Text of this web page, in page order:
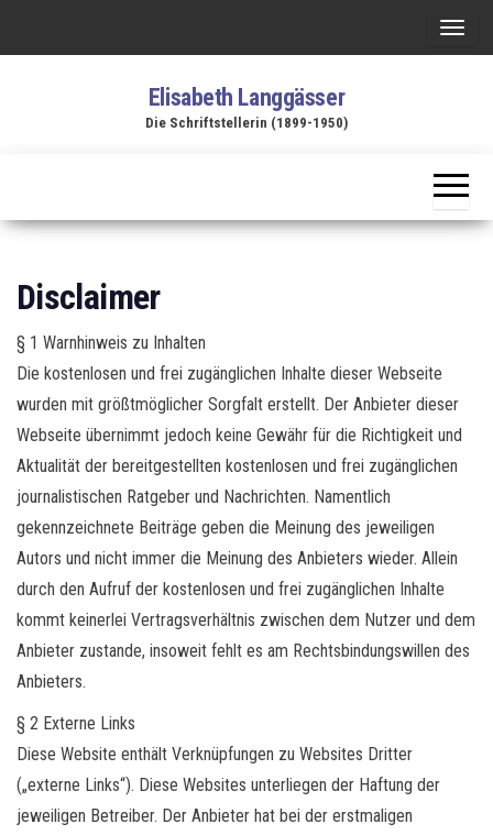
S
t
e
a
t
i
Elisabeth Langgässer
Die Schriftstellerin (1899-1950)
Disclaimer
§ 1 Warnhinweis zu Inhalten
Die kostenlosen und frei zugänglichen Inhalte dieser Webseite
wurden mit größtmöglicher Sorgfalt erstellt. Der Anbieter dieser
Webseite übernimmt jedoch keine Gewähr für die Richtigkeit und
Aktualität der bereitgestellten kostenlosen und frei zugänglichen
journalistischen Ratgeber und Nachrichten. Namentlich
gekennzeichnete Beiträge geben die Meinung des jeweiligen
Autors und nicht immer die Meinung des Anbieters wieder. Allein
durch den Aufruf der kostenlosen und frei zugänglichen Inhalte
kommt keinerlei Vertragsverhältnis zwischen dem Nutzer und dem
Anbieter zustande, insoweit fehlt es am Rechtsbindungswillen des
Anbieters.
§ 2 Externe Links
Diese Website enthält Verknüpfungen zu Websites Dritter
(„externe Links“). Diese Websites unterliegen der Haftung der
jeweiligen Betreiber. Der Anbieter hat bei der erstmaligen